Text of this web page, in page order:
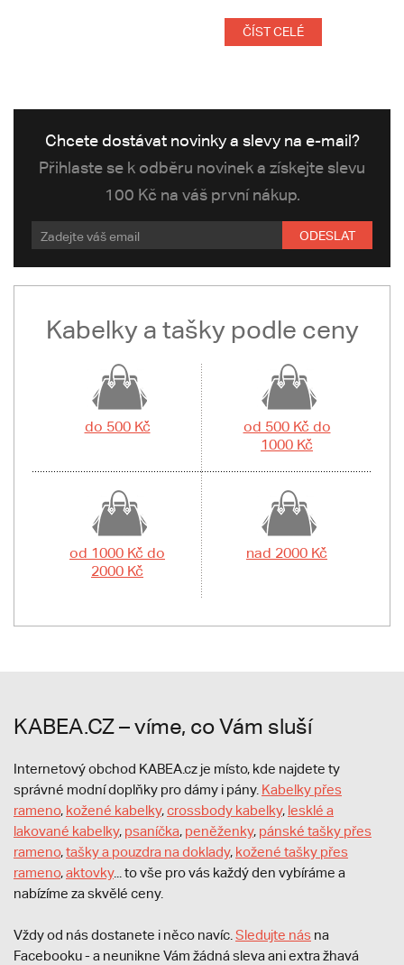
ČÍST CELÉ
Chcete dostávat novinky a slevy na e-mail?
Přihlaste se k odběru novinek a získejte slevu
100 Kč na váš první nákup.
ODESLAT
Kabelky a tašky podle ceny
do 500 Kč
od 500 Kč do
1000 Kč
od 1000 Kč do
2000 Kč
nad 2000 Kč
KABEA.CZ – víme, co Vám sluší
Internetový obchod KABEA.cz je místo, kde najdete ty
správné modní doplňky pro dámy i pány. Kabelky přes
rameno, kožené kabelky,crossbody kabelky, lesklé a
lakované kabelky, psaníčka, peněženky, pánské tašky přes
rameno,tašky a pouzdra na doklady, kožené tašky přes
rameno,aktovky... to vše pro vás každý den vybíráme a
nabízíme za skvělé ceny.
Vždy od nás dostanete i něco navíc. Sledujte nás na
Facebooku - a neunikne Vám žádná sleva ani extra žhavá